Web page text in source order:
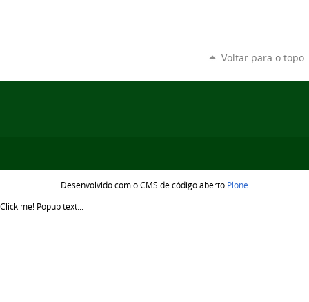
Voltar para o topo
Desenvolvido com o CMS de código aberto Plone
Click me! Popup text...